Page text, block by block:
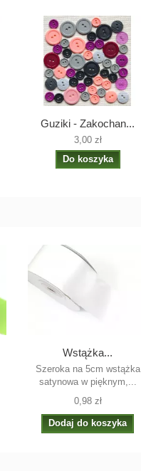
Guziki - Zakochan...
3,00 zł
Do koszyka
Wstążka...
Szeroka na 5cm wstążka
satynowa w pięknym,...
0,98 zł
Dodaj do koszyka